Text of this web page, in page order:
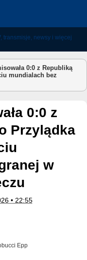
0:0 z Republiką
mundialach bez
Przylądka
w
• 22:55
Epp